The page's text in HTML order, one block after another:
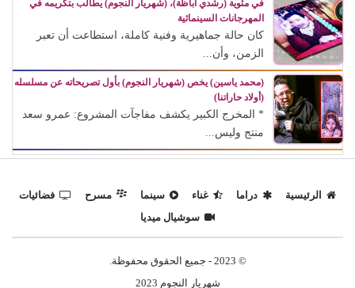
في مئوية (رشدي أباظة)، (شهريار النجوم) يطالب بتكريمه في
المهرجانات السينمائية
كان حالة جماهيرية وفنية كاملة، استطاعت أن تعبر
الزمن، وأن...
(محمد ياسين) يخص (شهريار النجوم) بأول تصريحاته عن مسلسله
(أولاد حاراتنا)
* المخرج الكبير يكشف مفاجآت المشروع: عمرو سعد
منتج وليس...
الرئيسية دراما غناء سينما مسرح
فضائيات
سوشيال ميديا
© 2023 - جميع الحقوق محفوظة.
شهريار النجوم 2023